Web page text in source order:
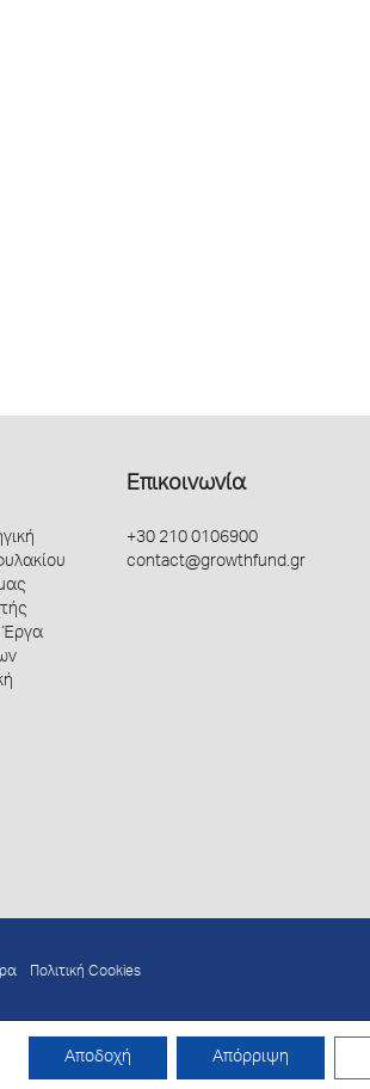
Έργα
Επικοινωνία
+30 210 0106900
contact@growthfund.gr
Πολιτική Cookies
Αποδοχή Απόρριψη